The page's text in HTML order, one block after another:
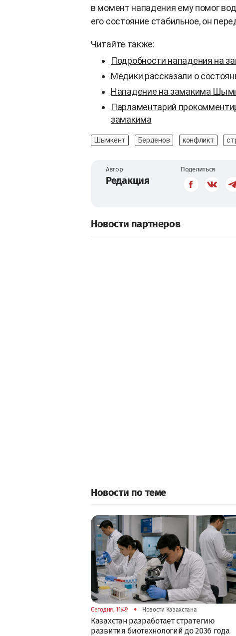
в момент нападения ему помог
его состояние стабильное, он
Читайте также:
Подробности нападения на
Медики рассказали о
Нападение на замакима
Парламентарий
замакима
Шымкент Берденов конфликт
Автор
Редакция
Поделиться
Новости партнеров
Новости по теме
Сегодня, 11:49 • Новости Казахстана
Казахстан разработает стратегию
развития биотехнологий до 2036 года